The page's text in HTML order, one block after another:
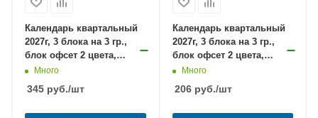
Календарь квартальный
2027г, 3 блока на 3 гр.,
блок офсет 2 цвета,
Люкс, Сияние водопада,
Много
345 руб./шт
Календарь квартальный
2027г, 3 блока на 3 гр.,
блок офсет 2 цвета,
Каждый день полон
Много
206руб./шт